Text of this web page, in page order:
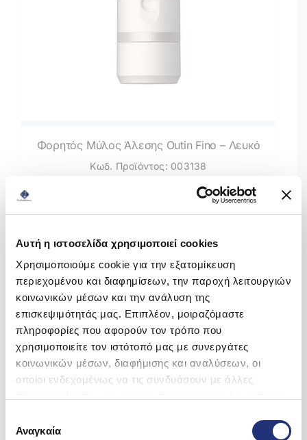
Αυτή η ιστοσελίδα χρησιμοποιεί cookies
Χρησιμοποιούμε cookie για την εξατομίκευση
περιεχομένου και διαφημίσεων, την παροχή λειτουργιών
κοινωνικών μέσων και την ανάλυση της
επισκεψιμότητάς μας. Επιπλέον, μοιραζόμαστε
πληροφορίες που αφορούν τον τρόπο που
χρησιμοποιείτε τον ιστότοπό μας με συνεργάτες
κοινωνικών μέσων, διαφήμισης και αναλύσεων, οι
οποίοι ενδεχομένως να τις συνδυάσουν με άλλες
των υπηρεσιών τους.
συγκατάθεσης
Αναγκαία
Φορητός Μύλος Άλεσης Outin Fino – Λευκό
Κωδ. Προϊόντος: 003138
Original
price
was:
260,40 €.
204,99€Η
τρέχουσα
τιμή
είναι:
204,99 €.
Τιμή χωρίς Φ.Π.Α.:165,31€
Άμεσα διαθέσιμο
Προσθήκη στο καλάθι
-21%
Θα ήθελες να δεις από κοντά τις φορητές
μηχανές Espresso OutIn και να απολαύσεις τον
Χ